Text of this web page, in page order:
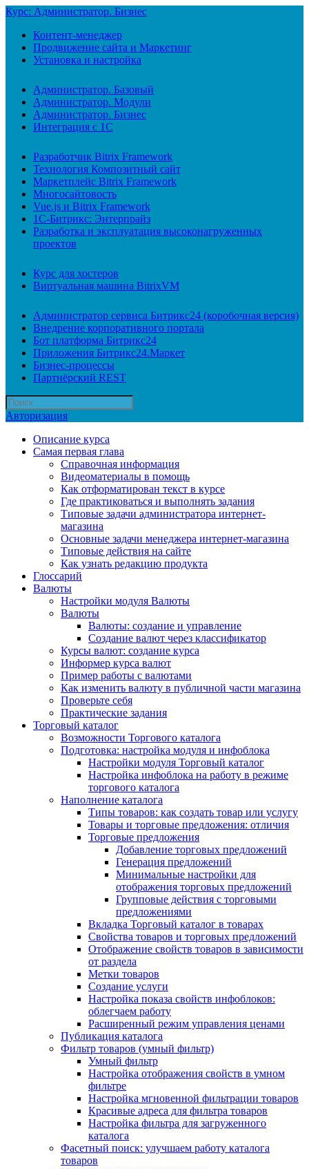
Курс: Администратор. Бизнес
Контент-менеджер
Продвижение сайта и Маркетинг
Установка и настройка
Администратор. Базовый
Администратор. Модули
Администратор. Бизнес
Интеграция с 1С
Разработчик Bitrix Framework
Технология Композитный сайт
Маркетплейс Bitrix Framework
Многосайтовость
Vue.js и Bitrix Framework
1С-Битрикс: Энтерпрайз
Разработка и эксплуатация высоконагруженных
проектов
Курс для хостеров
Виртуальная машина BitrixVM
Администратор сервиса Битрикс24 (коробочная версия)
Внедрение корпоративного портала
Бот платформа Битрикс24
Приложения Битрикс24.Маркет
Бизнес-процессы
Партнёрский REST
Авторизация
Описание курса
Самая первая глава
Справочная информация
Видеоматериалы в помощь
Как отформатирован текст в курсе
Где практиковаться и выполнять задания
Типовые задачи администратора интернет-
магазина
Основные задачи менеджера интернет-магазина
Типовые действия на сайте
Как узнать редакцию продукта
Глоссарий
Валюты
Настройки модуля Валюты
Валюты
Валюты: создание и управление
Создание валют через классификатор
Курсы валют: создание курса
Информер курса валют
Пример работы с валютами
Как изменить валюту в публичной части магазина
Проверьте себя
Практические задания
Торговый каталог
Возможности Торгового каталога
Подготовка: настройка модуля и инфоблока
Настройки модуля Торговый каталог
Настройка инфоблока на работу в режиме
торгового каталога
Наполнение каталога
Типы товаров: как создать товар или услугу
Товары и торговые предложения: отличия
Торговые предложения
Добавление торговых предложений
Генерация предложений
Минимальные настройки для
отображения торговых предложений
Групповые действия с торговыми
предложениями
Вкладка Торговый каталог в товарах
Свойства товаров и торговых предложений
Отображение свойств товаров в зависимости
от раздела
Метки товаров
Создание услуги
Настройка показа свойств инфоблоков:
облегчаем работу
Расширенный режим управления ценами
Публикация каталога
Фильтр товаров (умный фильтр)
Умный фильтр
Настройка отображения свойств в умном
фильтре
Настройка мгновенной фильтрации товаров
Красивые адреса для фильтра товаров
Настройка фильтра для загруженного
каталога
Фасетный поиск: улучшаем работу каталога
товаров